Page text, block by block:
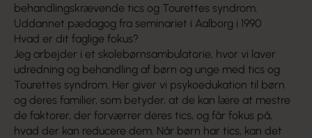
behandlingskrævende tics og Tourettes syndrom.
Uddannet pædagog fra seminariet i Aalborg i 1990
Hvad er dit faglige fokus?
Jeg arbejder i et skolebørnsambulatorie, hvor vi laver
udredning og behandling af børn og unge med tics og
Tourettes syndrom. Her giver vi psykoedukation til børn
og deres familier, som betyder, at de kan lære at mestre
de faktorer, der forværrer deres tics, og får fokus på,
hvad der kan reducere dem. Når børn har tics, kan det